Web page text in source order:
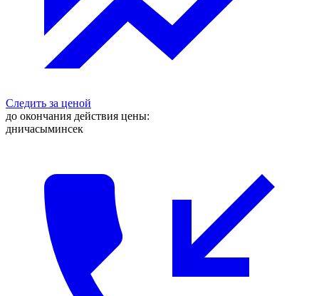
Следить за ценой
до окончания действия цены:
дничасыминсек